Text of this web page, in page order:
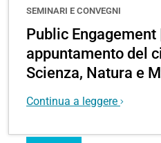
SEMINARI E CONVEGNI
Public Engagement
appuntamento del
Scienza, Natura e
Continua a leggere